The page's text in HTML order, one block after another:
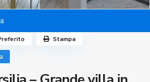
Stampa